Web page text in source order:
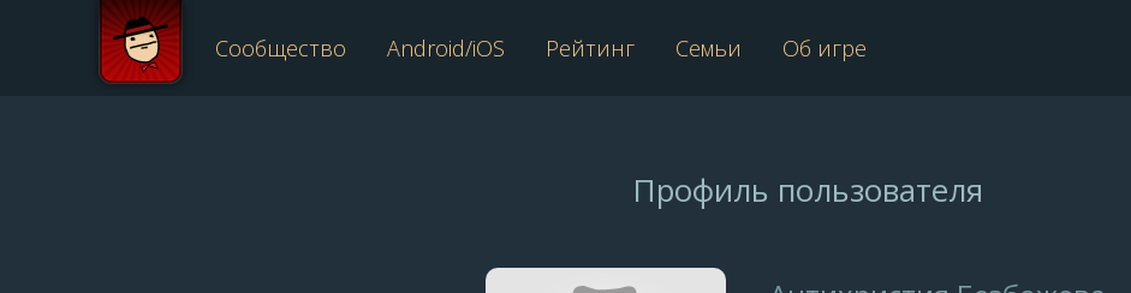
Сообщество Android/iOS Рейтинг Семьи Об игре
Профиль пользователя